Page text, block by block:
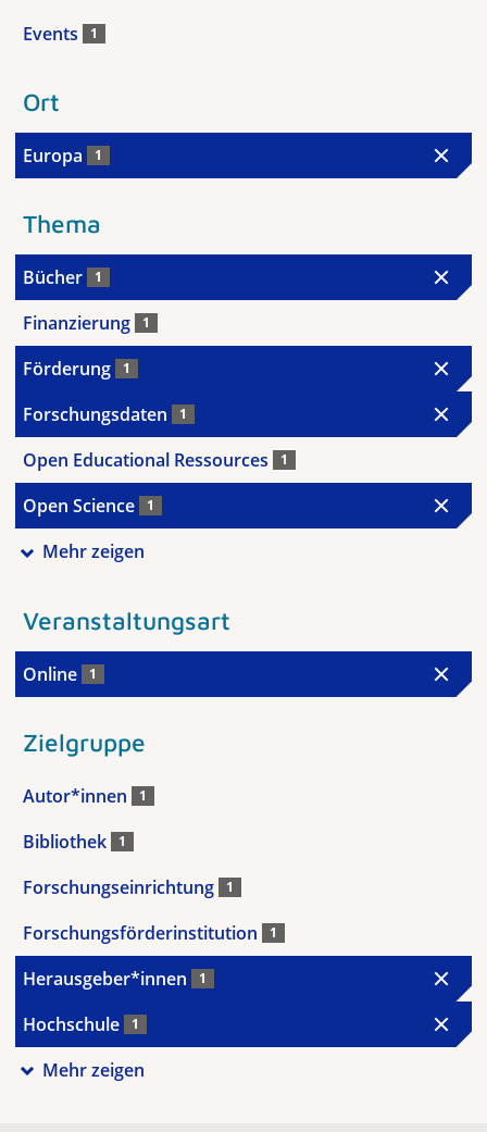
Events 1
Ort
Europa 1
Thema
Bücher 1
Finanzierung 1
Förderung 1
Forschungsdaten 1
Open Educational Ressources 1
Open Science 1
Mehr zeigen
Veranstaltungsart
Online 1
Zielgruppe
Autor*innen 1
Bibliothek 1
Forschungseinrichtung 1
Forschungsförderinstitution 1
Herausgeber*innen 1
Hochschule 1
Mehr zeigen